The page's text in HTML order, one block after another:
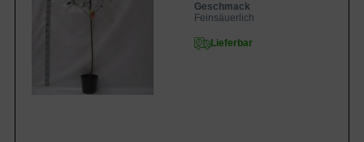
Geschmack
Feinsäuerlich
Lieferbar